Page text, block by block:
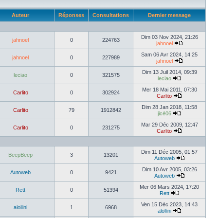
Auteur Réponses Consultations Dernier message
jahnoel 0 224763
Dim 03 Nov 2024, 21:26
jahnoel
jahnoel 0 227989
Sam 06 Avr 2024, 14:25
jahnoel
leciao 0 321575
Dim 13 Juil 2014, 09:39
leciao
Carlito 0 302924
Mer 18 Mai 2011, 07:30
Carlito
Carlito 79 1912842
Dim 28 Jan 2018, 11:58
jicé06
Carlito 0 231275
Mar 29 Déc 2009, 12:47
Carlito
BeepBeep 3 13201
Dim 11 Déc 2005, 01:57
Autoweb
Autoweb 0 9421
Dim 10 Avr 2005, 03:26
Autoweb
Rett 0 51394
Mer 06 Mars 2024, 17:20
Rett
alollini 1 6968
Ven 15 Déc 2023, 14:43
alollini